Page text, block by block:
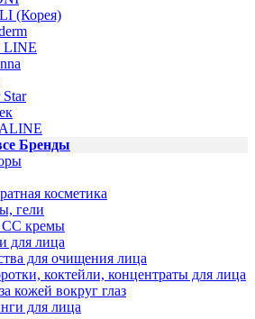
(Корея)
LINE
Star
Бренды
косметика
гели
кремы
для лица
для очищения лица
коктейли, концентраты для лица
кожей вокруг глаз
для лица